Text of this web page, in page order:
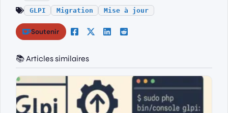
GLPI
Migration Mise à jour
Soutenir
📚 Articles similaires